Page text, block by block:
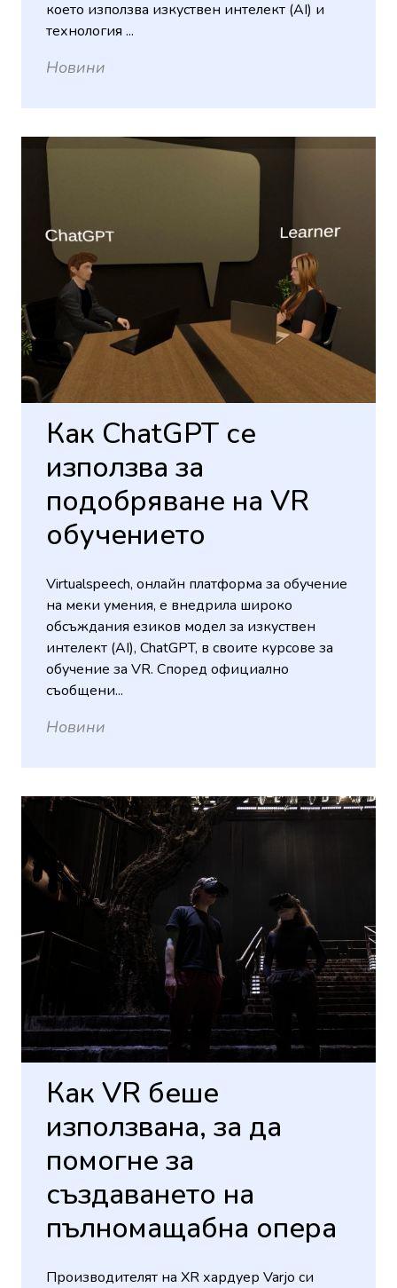
което използва изкуствен интелект (AI) и
технология ...
Новини
Как ChatGPT се
използва за
подобряване на VR
обучението
Virtualspeech, онлайн платформа за обучение
на меки умения, е внедрила широко
обсъждания езиков модел за изкуствен
интелект (AI), ChatGPT, в своите курсове за
обучение за VR. Според официално
съобщени...
Новини
Как VR беше
използвана, за да
помогне за
създаването на
пълномащабна опера
Производителят на XR хардуер Varjo си